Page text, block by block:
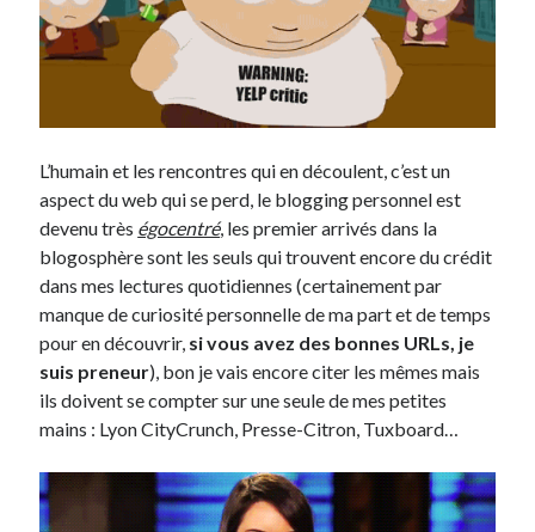
L’humain et les rencontres qui en découlent, c’est un
aspect du web qui se perd, le blogging personnel est
devenu très égocentré, les premier arrivés dans la
blogosphère sont les seuls qui trouvent encore du crédit
dans mes lectures quotidiennes (certainement par
manque de curiosité personnelle de ma part et de temps
pour en découvrir, si vous avez des bonnes URLs, je
suis preneur), bon je vais encore citer les mêmes mais
ils doivent se compter sur une seule de mes petites
mains : Lyon CityCrunch, Presse-Citron, Tuxboard…